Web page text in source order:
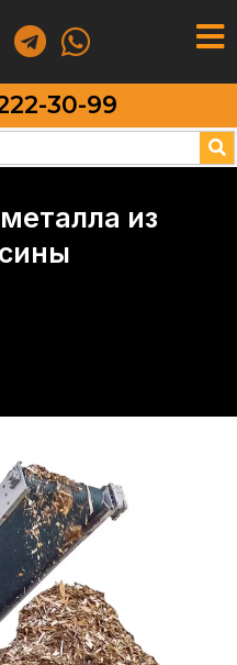
30-99
из